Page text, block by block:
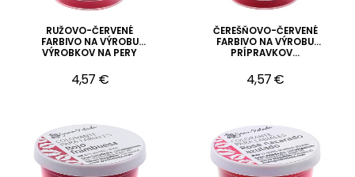
RUŽOVO-ČERVENÉ
FARBIVO NA VÝROBU
VÝROBKOV NA PERY
4,57 €
ČEREŠŇOVO-ČERVENÉ
FARBIVO NA VÝROBU
PRÍPRAVKOV...
4,57 €